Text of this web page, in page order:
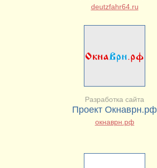
deutzfahr64.ru
Разработка сайта
Проект Окнаврн.рф
окнаврн.рф